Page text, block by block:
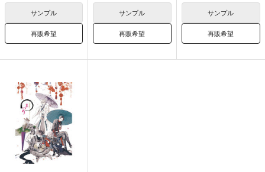
サンプル
再販希望
サンプル
再販希望
サンプル
再販希望